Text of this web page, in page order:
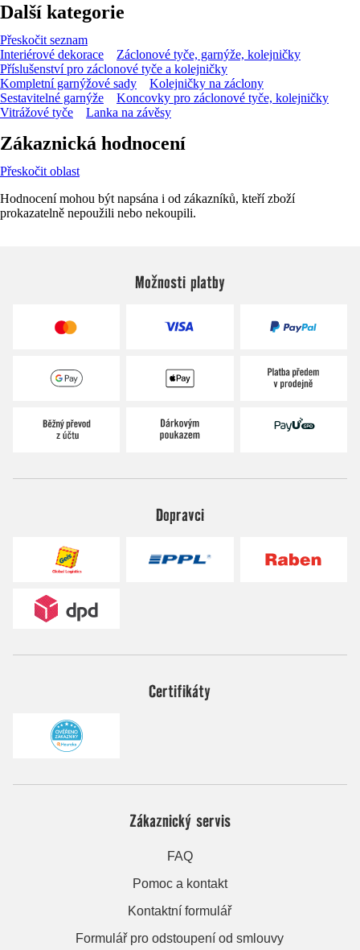
Další kategorie
Přeskočit seznam
Interiérové dekorace
Záclonové tyče, garnýže, kolejničky
Příslušenství pro záclonové tyče a kolejničky
Kompletní garnýžové sady
Kolejničky na záclony
Sestavitelné garnýže
Koncovky pro záclonové tyče, kolejničky
Vitrážové tyče
Lanka na závěsy
Zákaznická hodnocení
Přeskočit oblast
Hodnocení mohou být napsána i od zákazníků, kteří zboží
prokazatelně nepoužili nebo nekoupili.
Možnosti platby
Dopravci
Certifikáty
Zákaznický servis
FAQ
Pomoc a kontakt
Kontaktní formulář
Formulář pro odstoupení od smlouvy